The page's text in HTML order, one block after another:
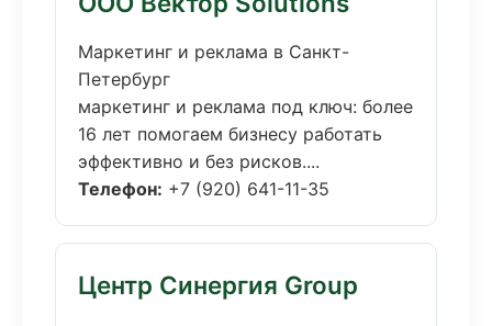
Маркетинг и реклама в Санкт-
Петербург
маркетинг и реклама под ключ: более
16 лет помогаем бизнесу работать
эффективно и без рисков....
Телефон: +7 (920) 641-11-35
Центр Синергия Group